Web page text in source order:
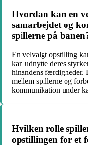
Hvordan kan en
samarbejdet og
spillerne på
En velvalgt opstilling
kan udnytte deres
hinandens færdigheder.
mellem spillerne og
kommunikation under
Hvilken rolle
opstillingen for et